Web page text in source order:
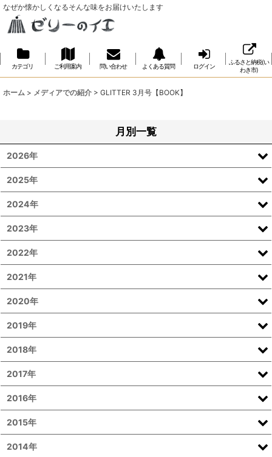
なぜか懐かしくなるそんな味をお届けいたします
カテゴリ ご利用案内 問い合わせ よくある質問 ログイン
ふるさと納税(い
わき市)
ホーム > メディアでの紹介 > GLITTER 3月号【BOOK】
月別一覧
2026年
2025年
2024年
2023年
2022年
2021年
2020年
2019年
2018年
2017年
2016年
2015年
2014年